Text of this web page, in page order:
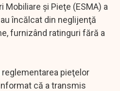
Mobiliare şi Pieţe (ESMA) a
încălcat din neglijenţă
furnizând ratinguri fără a
reglementarea pieţelor
că a transmis